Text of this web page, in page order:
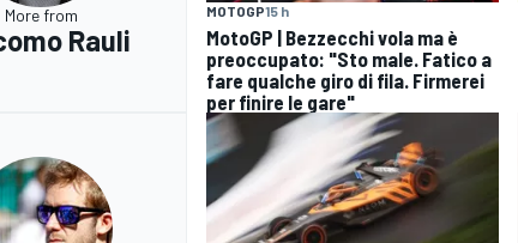
More from
Rauli
MOTOGP15 h
MotoGP | Bezzecchi vola ma è
preoccupato: "Sto male. Fatico a
fare qualche giro di fila. Firmerei
per finire le gare"